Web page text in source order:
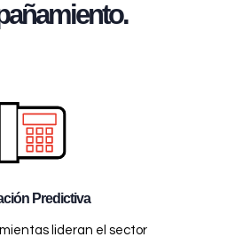
Predictiva
lideran el sector